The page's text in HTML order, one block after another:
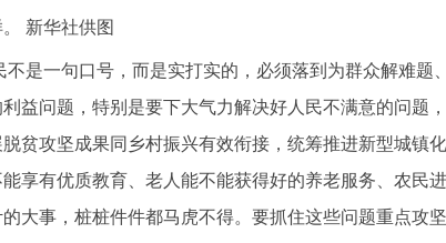
新华社供图
不是一句口号，而是实打实的，必须落到为群众解难
益问题，特别是要下大气力解决好人民不满意的问题
贫攻坚成果同乡村振兴有效衔接，统筹推进新型城镇
享有优质教育、老人能不能获得好的养老服务、农民
大事，桩桩件件都马虎不得。要抓住这些问题重点攻